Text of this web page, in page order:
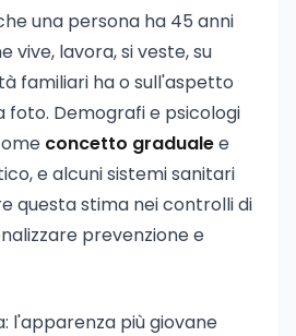
una persona ha 45 anni
vive, lavora, si veste, su
familiari ha o sull'aspetto
foto. Demografi e psicologi
concetto gradualee
e alcuni sistemi sanitari
questa stima nei controlli di
prevenzione e
l'apparenza più giovane